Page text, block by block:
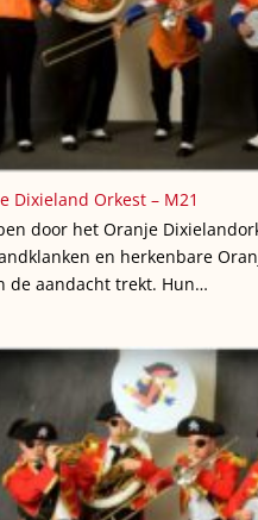
Dixieland Orkest – M21
door het Oranje
en herkenbare
de aandacht trekt. Hun…